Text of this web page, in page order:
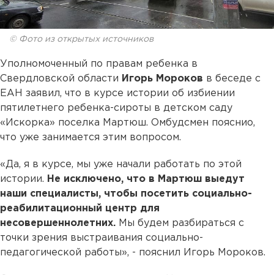
© Фото из открытых источников
Уполномоченный по правам ребенка в
Свердловской области Игорь Мороков в беседе с
ЕАН заявил, что в курсе истории об избиении
пятилетнего ребенка-сироты в детском саду
«Искорка» поселка Мартюш. Омбудсмен пояснио,
что уже занимается этим вопросом.
«Да, я в курсе, мы уже начали работать по этой
истории. Не исключено, что в Мартюш выедут
наши специалисты, чтобы посетить социально-
реабилитационный центр для
несовершеннолетних. Мы будем разбираться с
точки зрения выстраивания социально-
педагогической работы», - пояснил Игорь Мороков.